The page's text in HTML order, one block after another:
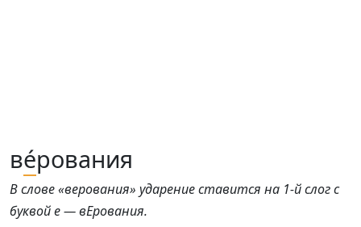
ве́рования
В слове «верования» ударение ставится на 1-й слог с
буквой е — вЕрования.